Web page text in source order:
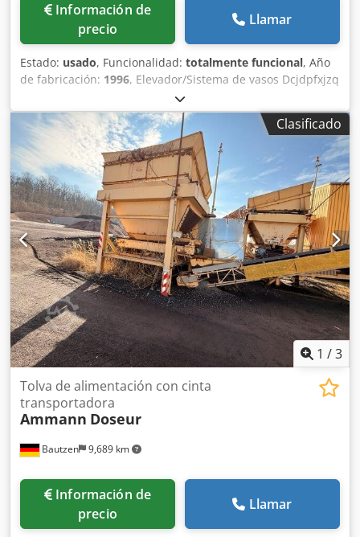
Información de
precio
Llamar
Estado: usado, Funcionalidad: totalmente funcional, Año
de fabricación: 1996, Elevador/Sistema de vasos Dcjdpfxjzq
S Das Adtjk Aplicación: transporte de material a granel
mediante control remoto Altura: 26 m
Clasificado
1 /3
Bautzen 9,689 km
Tolva de alimentación con cinta
transportadora
Ammann Doseur
Información de
precio
Llamar